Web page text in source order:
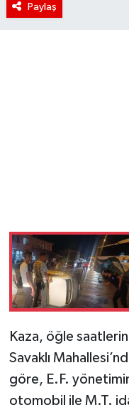
Paylaş
Kaza, öğle
Savaklı
göre, E.F.
otomobil ile M.T.